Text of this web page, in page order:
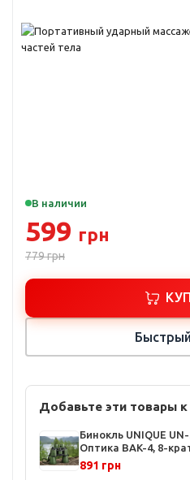
В наличии
599 грн
779грн
Добавьте эти товары к
Бинокль UNIQUE
Оптика BAK-4, 8-
увеличение,
корпус, для охоты и
891 грн